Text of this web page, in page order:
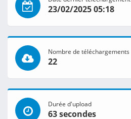
23/02/2025 05:18
Nombre de téléchargements
22
Durée d'upload
63 secondes